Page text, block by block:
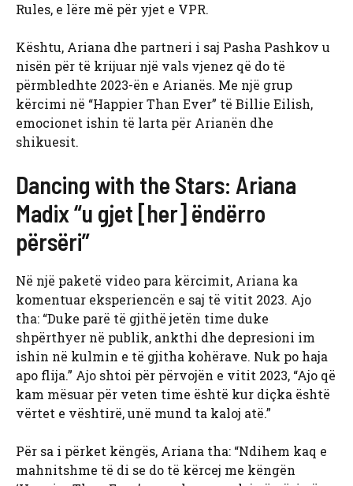
Rules, e lëre më për yjet e VPR.
Kështu, Ariana dhe partneri i saj Pasha Pashkov u
nisën për të krijuar një vals vjenez që do të
përmbledhte 2023-ën e Arianës. Me një grup
kërcimi në “Happier Than Ever” të Billie Eilish,
emocionet ishin të larta për Arianën dhe
shikuesit.
Dancing with the Stars: Ariana
Madix “u gjet [her] ëndërro
përsëri”
Në një paketë video para kërcimit, Ariana ka
komentuar eksperiencën e saj të vitit 2023. Ajo
tha: “Duke parë të gjithë jetën time duke
shpërthyer në publik, ankthi dhe depresioni im
ishin në kulmin e të gjitha kohërave. Nuk po haja
apo flija.” Ajo shtoi për përvojën e vitit 2023, “Ajo që
kam mësuar për veten time është kur diçka është
vërtet e vështirë, unë mund ta kaloj atë.”
Për sa i përket këngës, Ariana tha: “Ndihem kaq e
mahnitshme të di se do të kërcej me këngën